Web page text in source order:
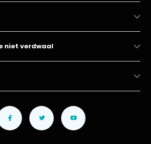
niet verdwaal